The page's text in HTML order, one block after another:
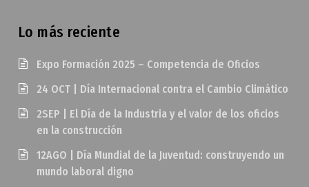
Lo más reciente
Expo Formación 2025 – Competencia de Oficios
24 OCT | Día Internacional contra el Cambio Climático
2SEP | El Día de la Industria y el valor de los oficios
en la construcción
12AGO | Día Mundial de la Juventud: construyendo un
mundo laboral digno